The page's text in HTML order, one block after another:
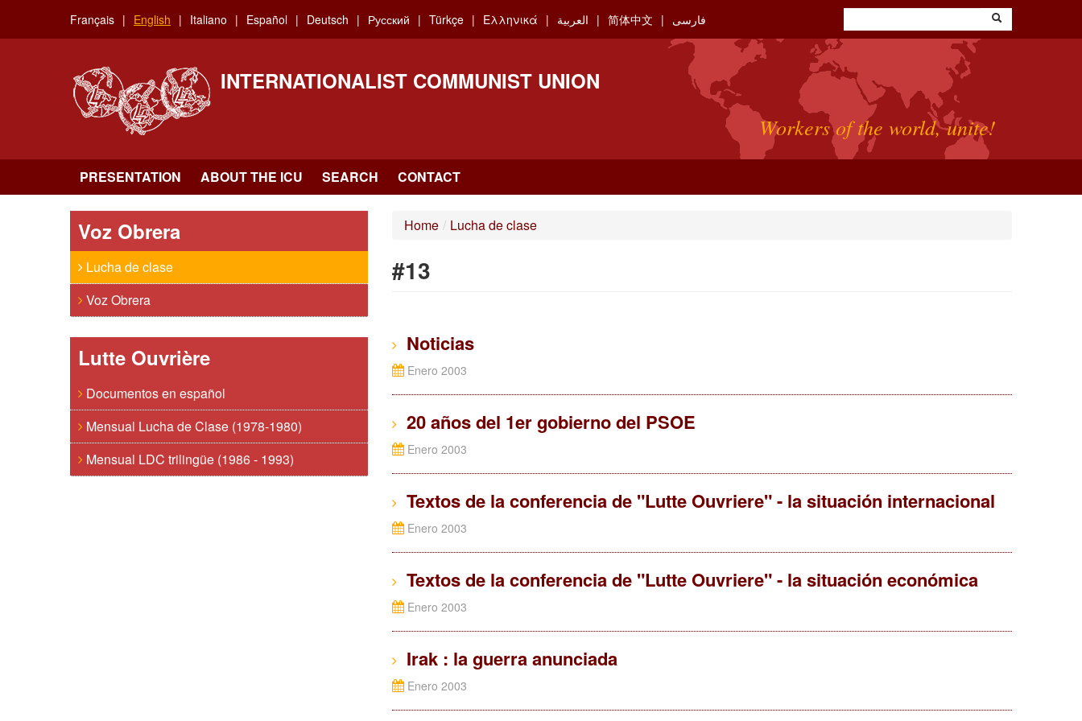
main
Français English Italiano Español Deutsch Русский Türkçe Ελληνικά العربية 简体中文 فارسی
INTERNATIONALIST COMMUNIST UNION
Workers of the world, unite!
PRESENTATION ABOUT THE ICU SEARCH CONTACT
Voz Obrera
Lucha de clase
Voz Obrera
Lutte Ouvrière
Documentos en español
Mensual Lucha de Clase (1978-1980)
Mensual LDC trilingüe (1986 - 1993)
Home / Lucha de clase
#13
Noticias
Enero 2003
20 años del 1er gobierno del PSOE
Enero 2003
Textos de la conferencia de "Lutte Ouvriere" - la situación internacional
Enero 2003
Textos de la conferencia de "Lutte Ouvriere" - la situación económica
Enero 2003
Irak : la guerra anunciada
Enero 2003